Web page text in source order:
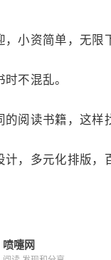
小资简单，无限
不混乱。
阅读书籍，这样
，多元化排版，
喷嚏网